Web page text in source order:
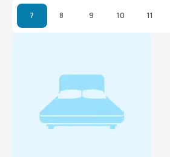
7 8 9 10 11